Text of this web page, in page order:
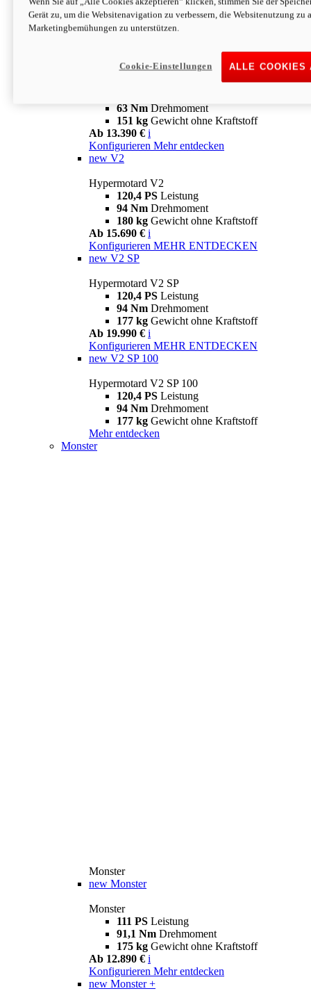
63 NmDrehmoment
151 kgGewicht ohne Kraftstoff
Ab 13.890 € i
63 Nm Drehmoment
151 kg Gewicht ohne Kraftstoff
Ab 13.390 € i
Konfigurieren Mehr entdecken
new V2
Hypermotard V2
120,4 PS Leistung
94 Nm Drehmoment
180 kg Gewicht ohne Kraftstoff
Ab 15.690 € i
Konfigurieren MEHR ENTDECKEN
new V2 SP
Hypermotard V2 SP
120,4 PS Leistung
94 Nm Drehmoment
177 kg Gewicht ohne Kraftstoff
Ab 19.990 € i
Konfigurieren MEHR ENTDECKEN
new V2 SP 100
Hypermotard V2 SP 100
120,4 PS Leistung
94 Nm Drehmoment
177 kg Gewicht ohne Kraftstoff
Mehr entdecken
Monster
Monster
new Monster
Monster
111 PS Leistung
91,1 Nm Drehmoment
175 kg Gewicht ohne Kraftstoff
Ab 12.890 € i
Konfigurieren Mehr entdecken
new Monster +
Gerät zu, um die Websitenavigation zu verbessern, die Websitenutzung zu
Marketingbemühungen zu unterstützen.
ALLE COOKIES
Cookie-Einstellungen